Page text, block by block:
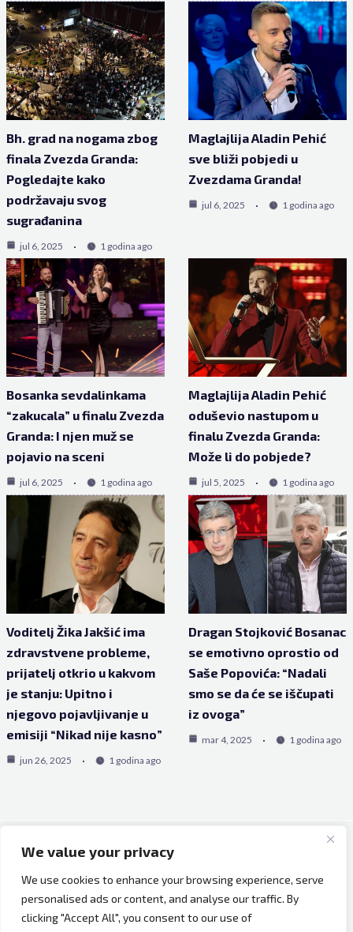
We value your privacy
We use cookies to enhance your browsing experience, serve
personalised ads or content, and analyse our traffic. By
clicking "Accept All", you consent to our use of
Bh. grad na nogama zbog
finala Zvezda Granda:
Pogledajte kako
podržavaju svog
sugrađanina
jul 6, 2025 1 godina ago
Maglajlija Aladin Pehić
sve bliži pobjedi u
Zvezdama Granda!
jul 6, 2025 1 godina ago
Bosanka sevdalinkama
“zakucala” u finalu Zvezda
Granda: I njen muž se
pojavio na sceni
jul 6, 2025 1 godina ago
Maglajlija Aladin Pehić
oduševio nastupom u
finalu Zvezda Granda:
Može li do pobjede?
jul 5, 2025 1 godina ago
Voditelj Žika Jakšić ima
zdravstvene probleme,
prijatelj otkrio u kakvom
je stanju: Upitno i
njegovo pojavljivanje u
emisiji “Nikad nije kasno”
jun 26, 2025 1 godina ago
Dragan Stojković Bosanac
se emotivno oprostio od
Saše Popovića: “Nadali
smo se da će se iščupati
iz ovoga”
mar 4, 2025 1 godina ago
Copyright © 2026 Bh Dijaspora.
O nama
Marketing
Uslovi korištenja